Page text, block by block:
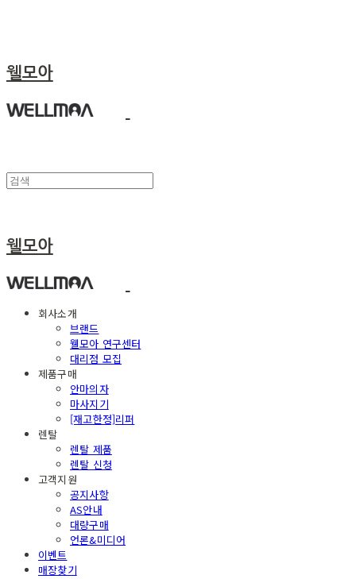
웰모아
웰모아
회사소개
브랜드
웰모아 연구센터
대리점 모집
제품구매
안마의자
마사지기
[재고한정]리퍼
렌탈
렌탈 제품
렌탈 신청
고객지원
공지사항
AS안내
대량구매
언론&미디어
이벤트
매장찾기